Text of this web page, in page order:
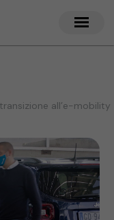
all’e-mobility